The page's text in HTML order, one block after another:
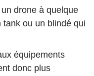
drone à quelque
ou un blindé qui
équipements
donc plus